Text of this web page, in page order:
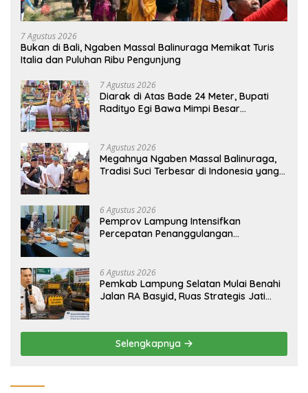
7 Agustus 2026
Bukan di Bali, Ngaben Massal Balinuraga Memikat Turis
Italia dan Puluhan Ribu Pengunjung
7 Agustus 2026
Diarak di Atas Bade 24 Meter, Bupati
Radityo Egi Bawa Mimpi Besar
7 Agustus 2026
Megahnya Ngaben Massal Balinuraga,
Tradisi Suci Terbesar di Indonesia yang
6 Agustus 2026
Pemprov Lampung Intensifkan
Percepatan Penanggulangan
6 Agustus 2026
Pemkab Lampung Selatan Mulai Benahi
Jalan RA Basyid, Ruas Strategis Jati
Selengkapnya